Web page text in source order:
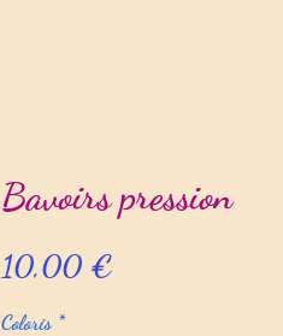
Bavoirs pression
10,00 €
Coloris *